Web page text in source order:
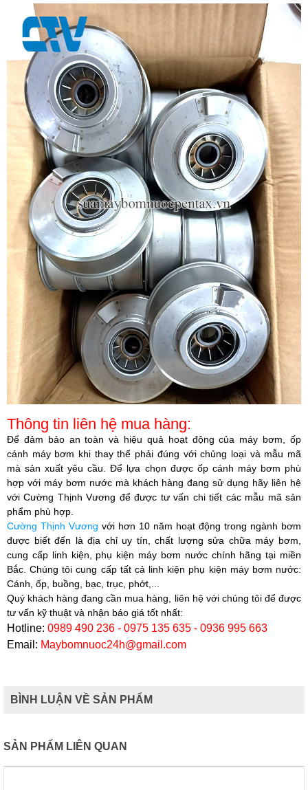
Thông tin liên hệ mua hàng:
Để đảm bảo an toàn và hiệu quả hoạt động của máy bơm, ốp
cánh máy bơm khi thay thế phải đúng với chủng loại và mẫu mã
mà sản xuất yêu cầu. Để lựa chọn được ốp cánh máy bơm phù
hợp với máy bơm nước mà khách hàng đang sử dụng hãy liên hệ
vớiCường Thịnh Vương để được tư vấn chi tiết các mẫu mã sản
phẩm phù hợp.​
Cường Thịnh Vương với hơn 10 năm hoạt động trong ngành bơm
được biết đến là địa chỉ uy tín, chất lượng sửa chữa máy bơm,
cung cấp linh kiện, phụ kiện máy bơm nước chính hãng tại miền
Bắc. Chúng tôi cung cấp tất cả linh kiện phụ kiện máy bơm nước:
Cánh, ốp, buồng, bạc, trục, phớt,...
Quý khách hàng đang cần mua hàng, liên hệ với chúng tôi để được
tư vấn kỹ thuật và nhận báo giá tốt nhất:
Hotline: 0989 490 236 - 0975 135 635 - 0936 995 663
Email: Maybomnuoc24h@gmail.com
BÌNH LUẬN VỀ SẢN PHẨM
SẢN PHẨM LIÊN QUAN